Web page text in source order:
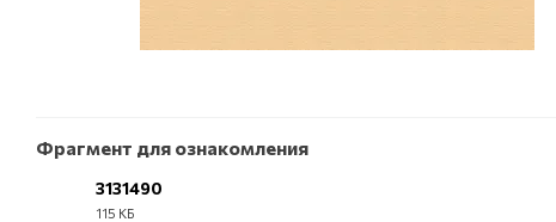
Фрагмент для ознакомления
3131490
115 КБ